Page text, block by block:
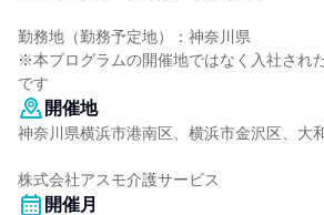
勤務地（勤務予定地）：神奈川県
※本プログラムの開催地ではなく入社され
です
開催地
神奈川県横浜市港南区、横浜市金沢区、大
株式会社アスモ介護サービス
開催月